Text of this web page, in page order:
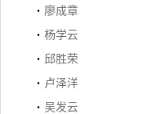
廖成章
杨学云
邱胜荣
卢泽洋
吴发云